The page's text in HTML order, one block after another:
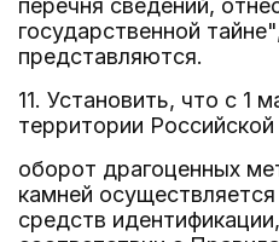
перечня сведений,
государственной
представляются.
11. Установить, что с 1
территории
оборот драгоценных
камней
средств